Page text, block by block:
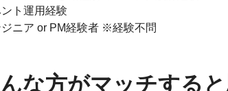
ト運用経験
ジニア or PM経験者 ※経験不問
な方がマッチする